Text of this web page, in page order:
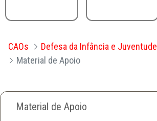
CAOs
Defesa da Infância e Juventude
Material de Apoio
Material de Apoio